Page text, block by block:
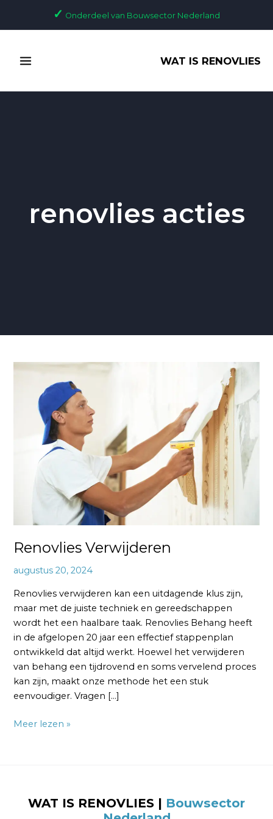
✓ Onderdeel van Bouwsector Nederland
MENU
WAT IS RENOVLIES
renovlies acties
Renovlies Verwijderen
augustus 20, 2024
Renovlies verwijderen kan een uitdagende klus zijn,
maar met de juiste techniek en gereedschappen
wordt het een haalbare taak. Renovlies Behang heeft
in de afgelopen 20 jaar een effectief stappenplan
ontwikkeld dat altijd werkt. Hoewel het verwijderen
van behang een tijdrovend en soms vervelend proces
kan zijn, maakt onze methode het een stuk
eenvoudiger. Vragen […]
Renovlies
Verwijderen
Meer lezen »
WAT IS RENOVLIES | Bouwsector